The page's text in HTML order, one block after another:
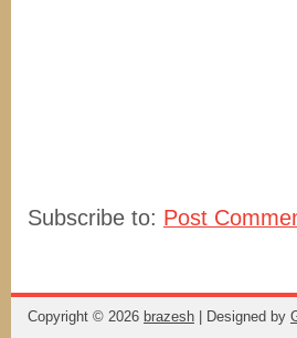
Subscribe to: Post
Copyright © 2026 brazesh | Designed by